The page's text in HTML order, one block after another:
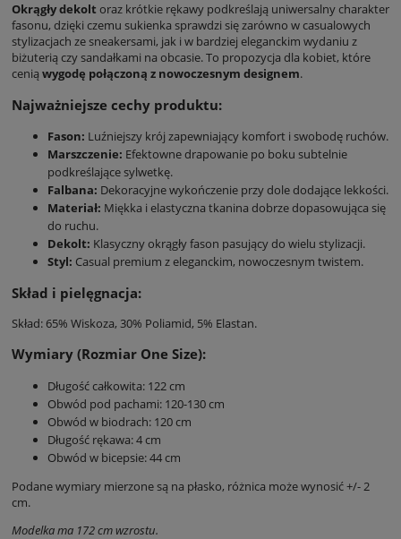
Okrągły dekolt oraz krótkie rękawy podkreślają uniwersalny charakter
fasonu, dzięki czemu sukienka sprawdzi się zarówno w casualowych
stylizacjach ze sneakersami, jak i w bardziej eleganckim wydaniu z
biżuterią czy sandałkami na obcasie. To propozycja dla kobiet, które
cenią wygodę połączoną z nowoczesnym designem.
Najważniejsze cechy produktu:
Fason: Luźniejszy krój zapewniający komfort i swobodę ruchów.
Marszczenie: Efektowne drapowanie po boku subtelnie
podkreślające sylwetkę.
Falbana: Dekoracyjne wykończenie przy dole dodające lekkości.
Materiał: Miękka i elastyczna tkanina dobrze dopasowująca się
do ruchu.
Dekolt: Klasyczny okrągły fason pasujący do wielu stylizacji.
Styl: Casual premium z eleganckim, nowoczesnym twistem.
Skład i pielęgnacja:
Skład: 65% Wiskoza, 30% Poliamid, 5% Elastan.
Wymiary (Rozmiar One Size):
Długość całkowita: 122 cm
Obwód pod pachami: 120-130 cm
Obwód w biodrach: 120 cm
Długość rękawa: 4 cm
Obwód w bicepsie: 44 cm
Podane wymiary mierzone są na płasko, różnica może wynosić +/- 2
cm.
Modelka ma 172 cm wzrostu.